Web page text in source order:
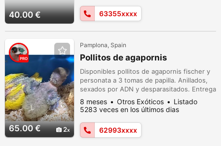
40.00 € 63355xxxx
65.00 € 2
PRO
Pamplona, Spain
Pollitos de agapornis
Disponibles pollitos de agapornis fischer y
personata a 3 tomas de papilla. Anillados,
sexados por ADN y desparasitados. Entrega
inmediata Desde 65€
8 meses Otros Exóticos
Listado
5283 veces en los últimos dias
62993xxxx